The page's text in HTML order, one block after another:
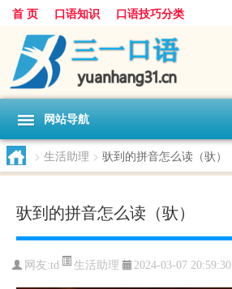
首 页 口语知识 口语技巧分类
网站导航
> 生活助理 > 驮到的拼音怎么读（驮）
驮到的拼音怎么读（驮）
网友:td 生活助理 2024-03-07 20:59:30